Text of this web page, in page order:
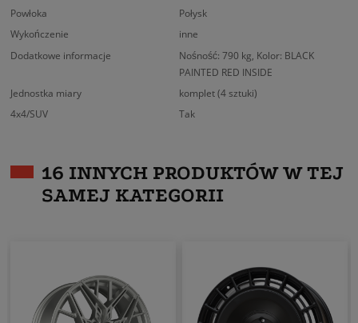
Powłoka
Połysk
Wykończenie
inne
Dodatkowe informacje
Nośność: 790 kg, Kolor: BLACK
PAINTED RED INSIDE
Jednostka miary
komplet (4 sztuki)
4x4/SUV
Tak
16 INNYCH PRODUKTÓW W TEJ
SAMEJ KATEGORII